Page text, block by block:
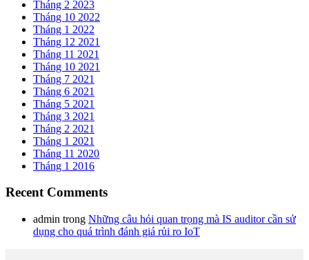
Tháng 2 2023
Tháng 10 2022
Tháng 1 2022
Tháng 12 2021
Tháng 11 2021
Tháng 10 2021
Tháng 7 2021
Tháng 6 2021
Tháng 5 2021
Tháng 3 2021
Tháng 2 2021
Tháng 1 2021
Tháng 11 2020
Tháng 1 2016
Recent Comments
admin trong Những câu hỏi quan trọng mà IS auditor cần sử
dụng cho quá trình đánh giá rủi ro IoT